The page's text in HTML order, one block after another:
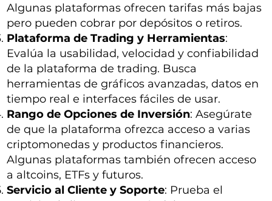
Algunas plataformas ofrecen tarifas más bajas
pero pueden cobrar por depósitos o retiros.
Plataforma de Trading y Herramientas:
Evalúa la usabilidad, velocidad y confiabilidad
de la plataforma de trading. Busca
herramientas de gráficos avanzadas, datos en
tiempo real e interfaces fáciles de usar.
Rango de Opciones de Inversión: Asegúrate
de que la plataforma ofrezca acceso a varias
criptomonedas y productos financieros.
Algunas plataformas también ofrecen acceso
a altcoins, ETFs y futuros.
Servicio al Cliente y Soporte: Prueba el